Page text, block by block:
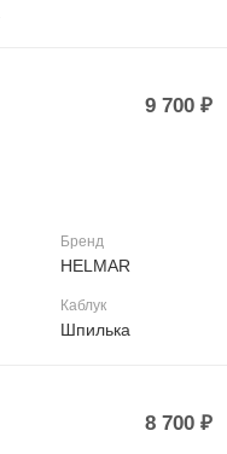
9 700 ₽
Бренд
HELMAR
Каблук
Шпилька
8 700 ₽